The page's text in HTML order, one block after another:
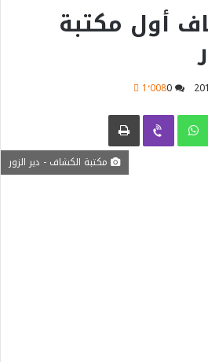
أول مكتبة
1٬008
WhatsApp
Viber طباعة
مكتبة الكشاف - دير الزور